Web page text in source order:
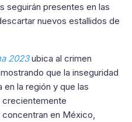
seguirán presentes en las
nuevos estallidos de
2023ubica al crimen
que la inseguridad
en la región y que las
crecientemente
en México,